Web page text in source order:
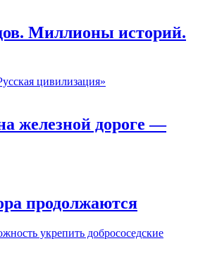
Миллионы историй.
цивилизация»
железной дороге —
продолжаются
укрепить добрососедские